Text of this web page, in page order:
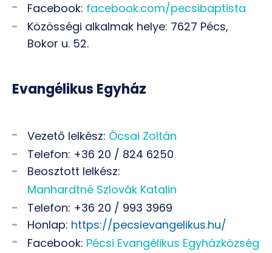
Facebook: facebook.com/pecsibaptista
Közösségi alkalmak helye: 7627 Pécs,
Bokor u. 52.
Evangélikus Egyház
Vezető lelkész: Ócsai Zoltán
Telefon: +36 20 / 824 6250
Beosztott lelkész:
Manhardtné Szlovák Katalin
Telefon: +36 20 / 993 3969
Honlap: https://pecsievangelikus.hu/
Facebook: Pécsi Evangélikus Egyházközség